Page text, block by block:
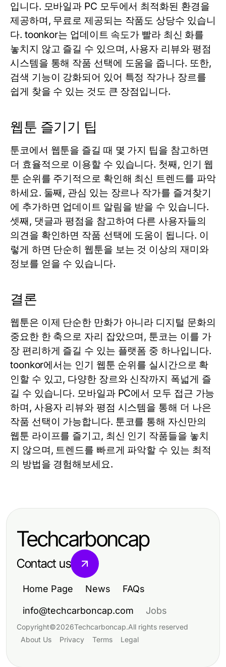
입니다. 모바일과 PC 모두에서 최적화된 환경을
제공하며, 무료로 제공되는 작품도 상당수 있습니
다. toonkor는 업데이트 속도가 빨라 최신 화를
놓치지 않고 즐길 수 있으며, 사용자 리뷰와 평점
시스템을 통해 작품 선택에 도움을 줍니다. 또한,
검색 기능이 강화되어 있어 특정 작가나 장르를
쉽게 찾을 수 있는 것도 큰 장점입니다.
웹툰 즐기기 팁
툰코에서 웹툰을 즐길 때 몇 가지 팁을 참고하면
더 효율적으로 이용할 수 있습니다. 첫째, 인기 웹
툰 순위를 주기적으로 확인해 최신 트렌드를 파악
하세요. 둘째, 관심 있는 장르나 작가를 즐겨찾기
에 추가하면 업데이트 알림을 받을 수 있습니다.
셋째, 댓글과 평점을 참고하여 다른 사용자들의
의견을 확인하면 작품 선택에 도움이 됩니다. 이
렇게 하면 단순히 웹툰을 보는 것 이상의 재미와
정보를 얻을 수 있습니다.
결론
웹툰은 이제 단순한 만화가 아니라 디지털 문화의
중요한 한 축으로 자리 잡았으며, 툰코는 이를 가
장 편리하게 즐길 수 있는 플랫폼 중 하나입니다.
toonkor에서는 인기 웹툰 순위를 실시간으로 확
인할 수 있고, 다양한 장르와 신작까지 폭넓게 즐
길 수 있습니다. 모바일과 PC에서 모두 접근 가능
하며, 사용자 리뷰와 평점 시스템을 통해 더 나은
작품 선택이 가능합니다. 툰코를 통해 자신만의
웹툰 라이프를 즐기고, 최신 인기 작품들을 놓치
지 않으며, 트렌드를 빠르게 파악할 수 있는 최적
의 방법을 경험해보세요.
Techcarboncap
Contact us
Home Page News FAQs
info@techcarboncap.com Jobs
Copyright©2026Techcarboncap.All rights reserved
About Us
Privacy Terms Legal